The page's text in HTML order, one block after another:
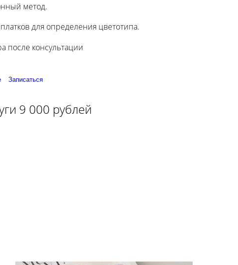
метод.
для определения цветотипа.
после консультации
Записаться
9 000 рублей